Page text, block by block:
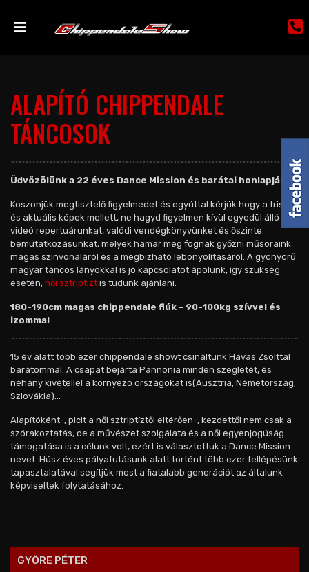
ALAPÍTÓ CHIPPENDALE
TÁNCOSOK
Üdvözölünk a 22 éves Dance Mission és barátai honlapján!
Köszönjük megtisztelő figyelmedet és egyúttal kérjük hogy a friss
és aktuális képek mellett, ne hagyd figyelmen kívül egyedül álló
videó repertuárunkat, valódi vendégkönyvünket és őszinte
bemutatkozásunkat, melyek hamar meg fognak győzni műsoraink
magas színvonaláról és a megbízható lebonyolításáról. A gyönyörű
magyar táncos lányokkal is jó kapcsolatot ápolunk, így szükség
esetén, női sztriptízt is tudunk ajánlani.
180-190cm magas chippendale fiúk - 90-100kg szívvel és
izommal
15 év alatt több ezer chippendale showt csináltunk Havas Zsolttal
barátommal. A csapat bejárta Pannonia minden szegletét, és
néhány kivétellel a környezõ országokat is(Ausztria, Németország,
Szlovákia)...
Alapítóként-, picit a női sztriptíztől eltérően-, kezdettől nem csak a
szórakoztatás, de a művészet szolgálata és a női egyenjogúság
támogatása is a célunk volt, ezért is választottuk a Dance Mission
nevet. Húsz éves pályafutásunk alatt történt több ezer fellépésünk
tapasztalatával segítjük most a fiatalabb generációt az általunk
képviseltek folytatásához.
GYÖRE PÉTER